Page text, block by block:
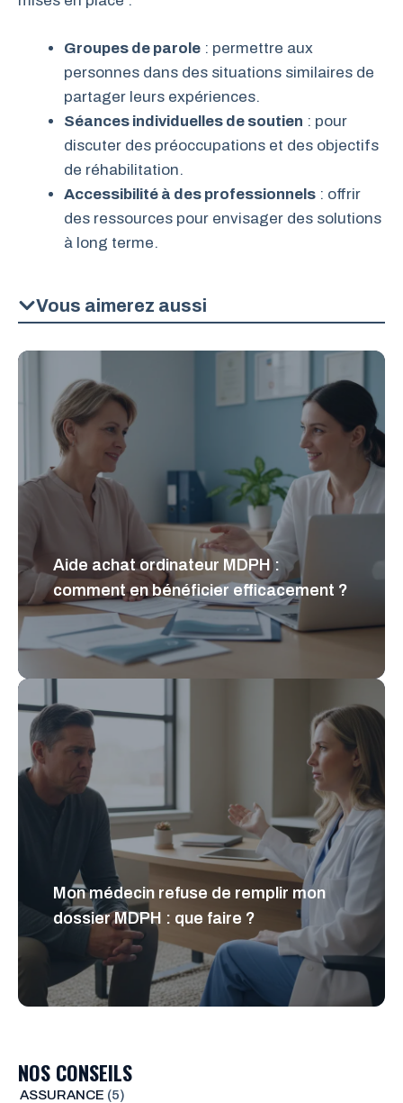
Groupes de parole : permettre aux
personnes dans des situations similaires de
partager leurs expériences.
Séances individuelles de soutien : pour
discuter des préoccupations et des objectifs
de réhabilitation.
Accessibilité à des professionnels : offrir
des ressources pour envisager des solutions
à long terme.
Vous aimerez aussi
Aide achat ordinateur MDPH :
comment en bénéficier efficacement ?
Mon médecin refuse de remplir mon
dossier MDPH : que faire ?
NOS CONSEILS
ASSURANCE (5)